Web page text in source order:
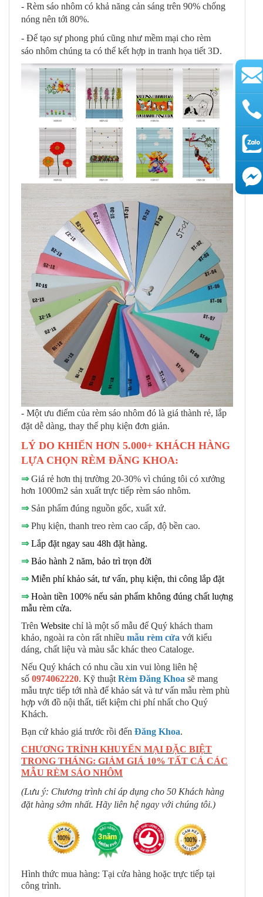
- Rèm sáo nhôm có khả năng cản sáng trên 90% chống
nóng nên tới 80%.
- Để tạo sự phong phú cũng như mềm mại cho rèm
sáo nhôm chúng ta có thể kết hợp in tranh họa tiết 3D.
- Một ưu điểm của rèm sáo nhôm đó là giá thành rẻ, lắp
đặt dễ dàng, thay thế phụ kiện đơn giản.
LÝ DO KHIẾN HƠN 5.000+ KHÁCH HÀNG
LỰA CHỌN RÈM ĐĂNG KHOA:
⇒Giá rẻ hơn thị trường 20-30% vì chúng tôi có xưởng
hơn 1000m2 sản xuất trực tiếp rèm sáo nhôm.
⇒Sản phẩm đúng nguồn gốc, xuất xứ.
⇒Phụ kiện, thanh treo rèm cao cấp, độ bền cao.
⇒ Lắp đặt ngay sau 48h đặt hàng.
⇒ Bảo hành 2 năm, bảo trì trọn đời
⇒ Miễn phí khảo sát, tư vấn, phụ kiện, thi công lắp đặt
⇒ Hoàn tiền 100% nếu sản phẩm không đúng chất luợng
mẫu rèm cửa.
Trên Website chỉ là một số mẫu để Quý khách tham
khảo, ngoài ra còn rất nhiều mẫu rèm cửa với kiểu
dáng, chất liệu và màu sắc khác theo Cataloge.
Nếu Quý khách có nhu cầu xin vui lòng liên hệ
số 0974062220. Kỹ thuật Rèm Đăng Khoa sẽ mang
mẫu trực tiếp tới nhà để khảo sát và tư vấn mẫu rèm phù
hợp với đồ nội thất, tiết kiệm chi phí nhất cho Quý
Khách.
Bạn cứ khảo giá trước rồi đến Đăng Khoa.
CHƯƠNG TRÌNH KHUYẾN MẠI ĐẶC BIỆT
TRONG THÁNG: GIẢM GIÁ 10% TẤT CẢ CÁC
MẪU RÈM SÁO NHÔM
(Lưu ý: Chương trình chỉ áp dụng cho 50 Khách hàng
đặt hàng sớm nhất. Hãy liên hệ ngay với chúng tôi.)
Hình thức mua hàng: Tại cửa hàng hoặc trực tiếp tại
công trình.
AutoAds